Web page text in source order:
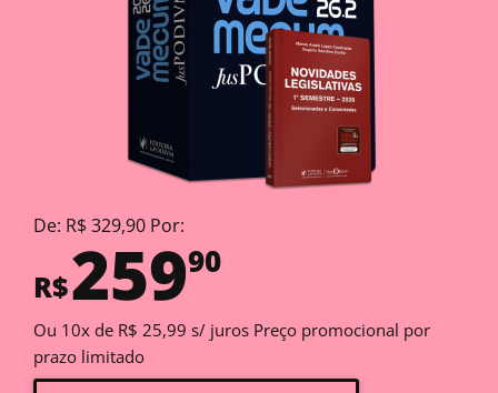
De: R$ 329,90 Por:
R$25990
Ou 10x de R$ 25,99 s/ juros Preço promocional por
prazo limitado